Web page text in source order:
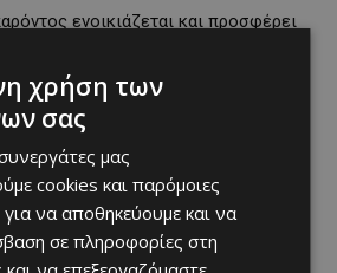
ενοικιάζεται και προσφέρει
συναινετική συμφωνία για την
κενής κατοχής μέχρι τις
δεςΕΔΩ
χρήσης στη Δένεια, Λευκωσία
χρήση των
σας
μας
cookies και παρόμοιες
για να αποθηκεύουμε και να
σε πληροφορίες στη